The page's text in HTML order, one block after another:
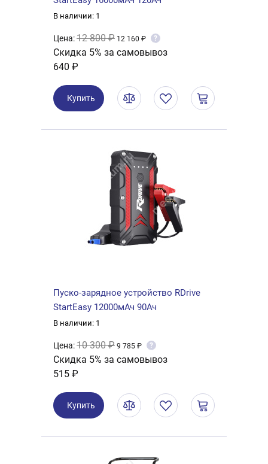
В наличии: 1
Цена:12 800 ₽ 12 160 ₽ ?
Скидка 5% за самовывоз
640 ₽
Купить
Пуско-зарядное устройство RDrive
StartEasy 12000мАч 90Ач
В наличии: 1
Цена:10 300 ₽ 9 785 ₽ ?
Скидка 5% за самовывоз
515 ₽
Купить